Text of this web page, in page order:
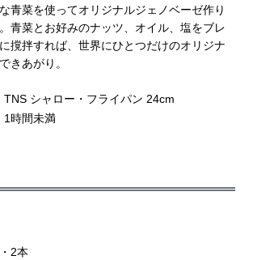
青菜を使ってオリジナルジェノベーゼ作り
青菜とお好みのナッツ、オイル、塩をブレ
撹拌すれば、世界にひとつだけのオリジナ
きあがり。
TNS シャロー・フライパン 24cm
1時間未満
2本